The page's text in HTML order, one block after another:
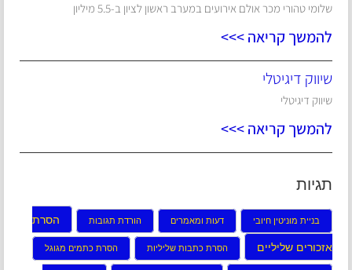
שלומי טהורי מכר אולם אירועים במערב ראשון לציון ב-5.5 מיליון
להמשך קריאה >>>
שיווק דיגיטלי
שיווק דיגיטלי
להמשך קריאה >>>
תגיות
בניית מוניטין חיובי דעות ומאמרים הורדת תגובות הסרת
אזכורים שליליים הסרת כתבות שליליות הסרת כתמים מגוגל